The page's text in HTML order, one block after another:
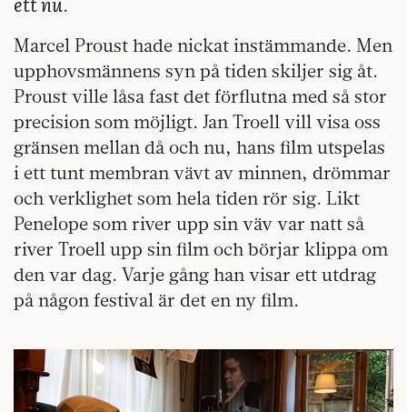
.
Marcel Proust hade nickat instämmande. Men
upphovsmännens syn på tiden skiljer sig åt.
Proust ville låsa fast det förflutna med så stor
precision som möjligt. Jan Troell vill visa oss
gränsen mellan då och nu, hans film utspelas
i ett tunt membran vävt av minnen, drömmar
och verklighet som hela tiden rör sig. Likt
Penelope som river upp sin väv var natt så
river Troell upp sin film och börjar klippa om
den var dag. Varje gång han visar ett utdrag
på någon festival är det en ny film.